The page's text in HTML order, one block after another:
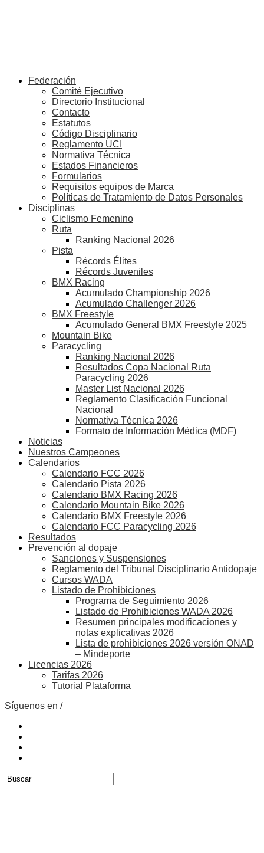
Federación
Comité Ejecutivo
Directorio Institucional
Contacto
Estatutos
Código Disciplinario
Reglamento UCI
Normativa Técnica
Estados Financieros
Formularios
Requisitos equipos de Marca
Políticas de Tratamiento de Datos Personales
Disciplinas
Ciclismo Femenino
Ruta
Ranking Nacional 2026
Pista
Récords Élites
Récords Juveniles
BMX Racing
Acumulado Championship 2026
Acumulado Challenger 2026
BMX Freestyle
Acumulado General BMX Freestyle 2025
Mountain Bike
Paracycling
Ranking Nacional 2026
Resultados Copa Nacional Ruta
Paracycling 2026
Master List Nacional 2026
Reglamento Clasificación Funcional
Nacional
Normativa Técnica 2026
Formato de Información Médica (MDF)
Noticias
Nuestros Campeones
Calendarios
Calendario FCC 2026
Calendario Pista 2026
Calendario BMX Racing 2026
Calendario Mountain Bike 2026
Calendario BMX Freestyle 2026
Calendario FCC Paracycling 2026
Resultados
Prevención al dopaje
Sanciones y Suspensiones
Reglamento del Tribunal Disciplinario Antidopaje
Cursos WADA
Listado de Prohibiciones
Programa de Seguimiento 2026
Listado de Prohibiciones WADA 2026
Resumen principales modificaciones y
notas explicativas 2026
Lista de prohibiciones 2026 versión ONAD
– Mindeporte
Licencias 2026
Tarifas 2026
Tutorial Plataforma
Síguenos en /